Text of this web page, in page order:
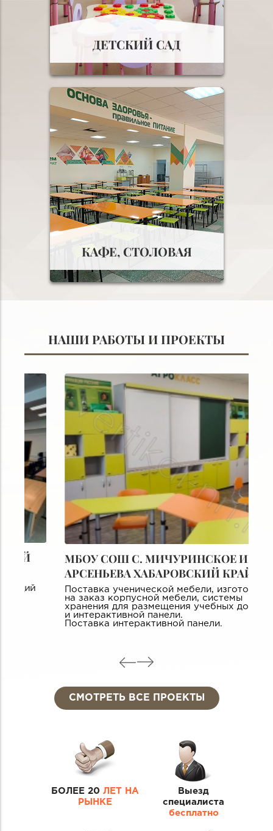
ДЕТСКИЙ САД
КАФЕ, СТОЛОВАЯ
НАШИ РАБОТЫ И ПРОЕКТЫ
МБОУ СОШ С. МИЧУРИНСКОЕ ИМ. В.К.
АРСЕНЬЕВА ХАБАРОВСКИЙ КРАЙ
Поставка ученической мебели, изготовление
на заказ корпусной мебели, системы
хранения для размещения учебных досок
и интерактивной панели.
Поставка интерактивной панели.
СМОТРЕТЬ ВСЕ ПРОЕКТЫ
БОЛЕЕ 20 ЛЕТ НА
РЫНКЕ
Выезд
специалиста
бесплатно